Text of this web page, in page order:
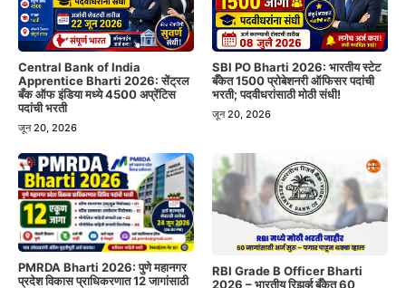
Central Bank of India
Apprentice Bharti 2026: सेंट्रल
बँक ऑफ इंडिया मध्ये 4500 अप्रेंटिस
पदांची भरती
जून 20, 2026
SBI PO Bharti 2026: भारतीय स्टेट
बँकेत 1500 प्रोबेशनरी ऑफिसर पदांची
भरती; पदवीधरांसाठी मोठी संधी!
जून 20, 2026
PMRDA Bharti 2026: पुणे महानगर
प्रदेश विकास प्राधिकरणात 12 जागांसाठी
RBI Grade B Officer Bharti
2026 – भारतीय रिझर्व्ह बँकेत 60